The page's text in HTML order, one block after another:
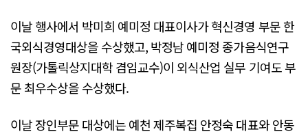
이날 행사에서 박미희 예미정 대표이사가 혁신경영 부문 한
국외식경영대상을 수상했고, 박정남 예미정 종가음식연구
원장(가톨릭상지대학 겸임교수)이 외식산업 실무 기여도 부
문 최우수상을 수상했다.
이날 장인부문 대상에는 예천 제주복집 안정숙 대표와 안동